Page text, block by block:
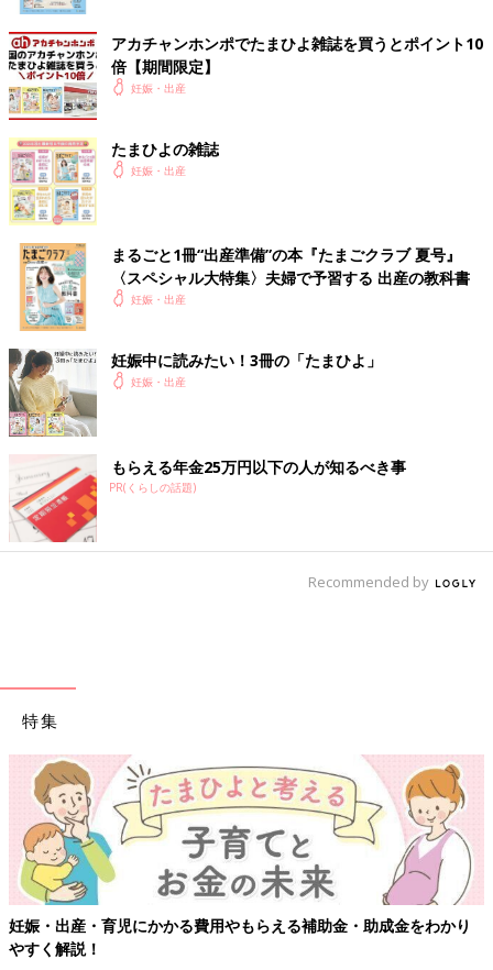
アカチャンホンポでたまひよ雑誌を買うとポイント10
倍【期間限定】
妊娠・出産
たまひよの雑誌
妊娠・出産
まるごと1冊“出産準備”の本『たまごクラブ 夏号』
〈スペシャル大特集〉夫婦で予習する 出産の教科書
妊娠・出産
妊娠中に読みたい！3冊の「たまひよ」
妊娠・出産
もらえる年金25万円以下の人が知るべき事
PR(くらしの話題)
Recommended by
特集
妊娠・出産・育児にかかる費用やもらえる補助金・助成金をわかり
やすく解説！